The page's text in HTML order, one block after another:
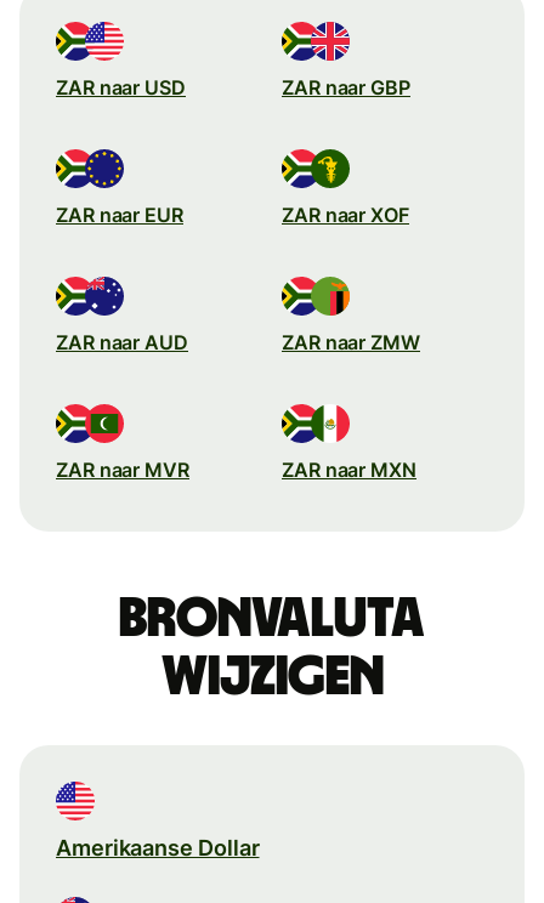
ZAR naar USD ZAR naar GBP
ZAR naar EUR ZAR naar XOF
ZAR naar AUD ZAR naar ZMW
ZAR naar MVR ZAR naar MXN
Bronvaluta
wijzigen
Amerikaanse Dollar